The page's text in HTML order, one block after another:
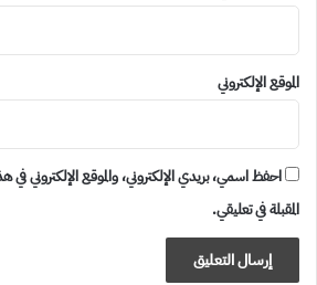
الموقع الإلكتروني
احفظ اسمي، بريدي الإلكتروني، والموقع الإلكتروني في
المقبلة في تعليقي.